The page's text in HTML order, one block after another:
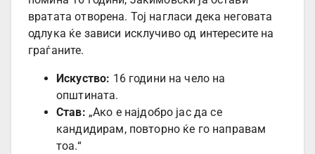
вратата отворена. Тој нагласи дека неговата
одлука ќе зависи исклучиво од интересите на
граѓаните.
Искуство: 16 години на чело на
општината.
Став: „Ако е најдобро јас да се
кандидирам, повторно ќе го направам
тоа.“